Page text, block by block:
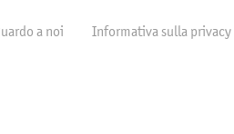
a noi
Informativa sulla privacy